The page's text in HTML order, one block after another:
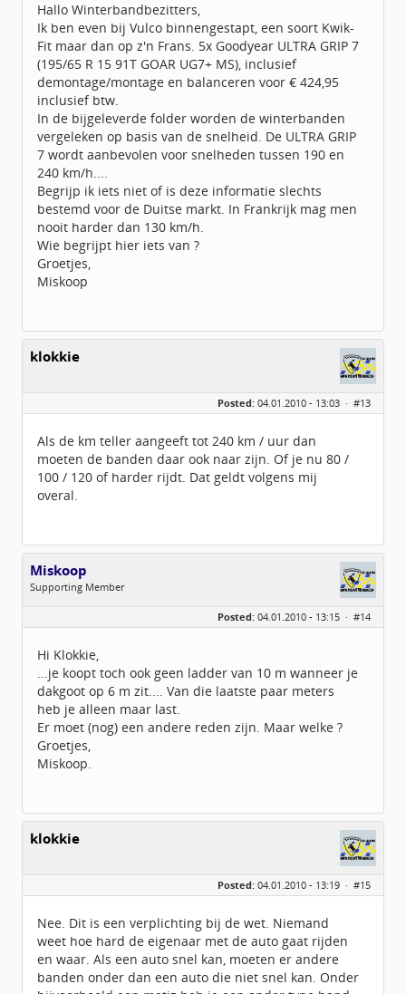
Geregistreerd:12 / 2009
Hallo Winterbandbezitters,
Ik ben even bij Vulco binnengestapt, een soort Kwik-
Fit maar dan op z'n Frans. 5x Goodyear ULTRA GRIP 7
(195/65 R 15 91T GOAR UG7+ MS), inclusief
demontage/montage en balanceren voor € 424,95
inclusief btw.
In de bijgeleverde folder worden de winterbanden
vergeleken op basis van de snelheid. De ULTRA GRIP
7 wordt aanbevolen voor snelheden tussen 190 en
240 km/h....
Begrijp ik iets niet of is deze informatie slechts
bestemd voor de Duitse markt. In Frankrijk mag men
nooit harder dan 130 km/h.
Wie begrijpt hier iets van ?
Groetjes,
Miskoop
klokkie
Posted: 04.01.2010 - 13:03 · #13
Als de km teller aangeeft tot 240 km / uur dan
moeten de banden daar ook naar zijn. Of je nu 80 /
100 / 120 of harder rijdt. Dat geldt volgens mij
overal.
Miskoop
Supporting Member
Leeftijd:
85
Geregistreerd:
Posted: 04.01.2010 - 13:15 · #14
Hi Klokkie,
...je koopt toch ook geen ladder van 10 m wanneer je
dakgoot op 6 m zit.... Van die laatste paar meters
heb je alleen maar last.
Er moet (nog) een andere reden zijn. Maar welke ?
Groetjes,
Miskoop.
klokkie
Posted: 04.01.2010 - 13:19 · #15
Nee. Dit is een verplichting bij de wet. Niemand
weet hoe hard de eigenaar met de auto gaat rijden
en waar. Als een auto snel kan, moeten er andere
banden onder dan een auto die niet snel kan. Onder